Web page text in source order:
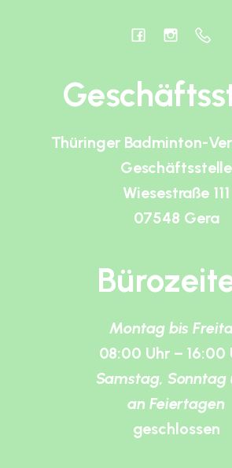
Thüringer Badminton-
Geschäftsstelle
Wiesestraße 111
07548 Gera
Montag bis
08:00 Uhr – 16:00
Samstag, Sonntag
an Feiertagen
geschlossen